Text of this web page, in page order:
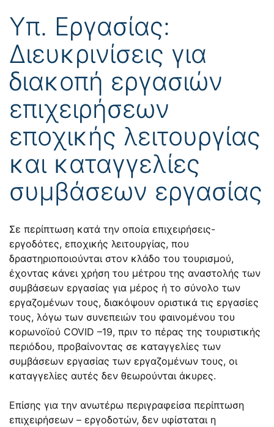
Υπ. Εργασίας:
Διευκρινίσεις για
διακοπή εργασιών
επιχειρήσεων
εποχικής λειτουργίας
και καταγγελίες
συμβάσεων εργασίας
Σε περίπτωση κατά την οποία επιχειρήσεις-
εργοδότες, εποχικής λειτουργίας, που
δραστηριοποιούνται στον κλάδο του τουρισμού,
έχοντας κάνει χρήση του μέτρου της αναστολής των
συμβάσεων εργασίας για μέρος ή το σύνολο των
εργαζομένων τους, διακόψουν οριστικά τις εργασίες
τους, λόγω των συνεπειών του φαινομένου του
κορωνοϊού COVID –19, πριν το πέρας της τουριστικής
περιόδου, προβαίνοντας σε καταγγελίες των
συμβάσεων εργασίας των εργαζομένων τους, οι
καταγγελίες αυτές δεν θεωρούνται άκυρες.
Επίσης για την ανωτέρω περιγραφείσα περίπτωση
επιχειρήσεων – εργοδοτών, δεν υφίσταται η